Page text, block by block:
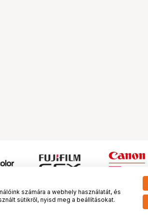
számára a webhely használatát, és
sütikről, nyisd meg a beállításokat.